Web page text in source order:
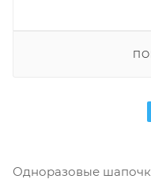
Одноразовые